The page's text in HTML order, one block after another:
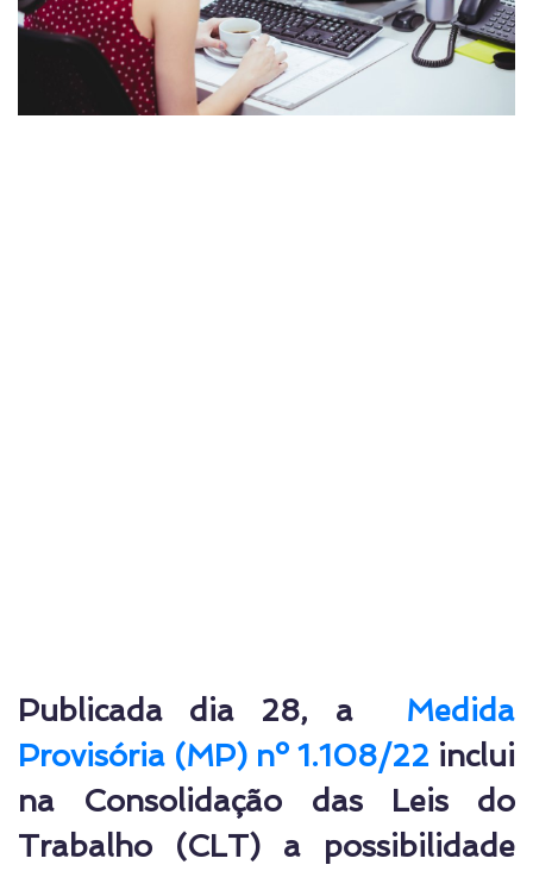
Publicada dia 28, a Medida
Provisória (MP) nº 1.108/22 inclui
na Consolidação das Leis do
Trabalho (CLT) a possibilidade